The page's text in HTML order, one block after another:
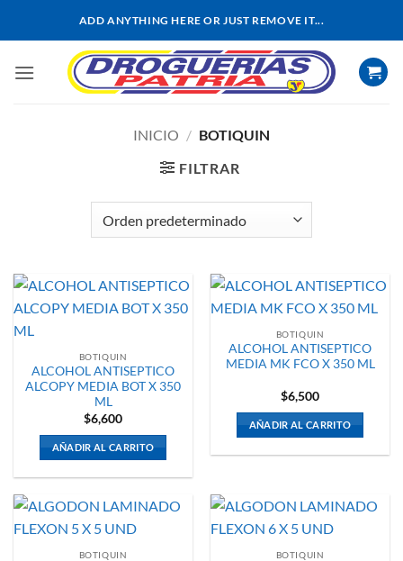
ADD ANYTHING HERE OR JUST REMOVE IT...
INICIO / BOTIQUIN
FILTRAR
BOTIQUIN
ALCOHOL ANTISEPTICO
ALCOPY MEDIA BOT X 350
ML
$6,600
AÑADIR AL CARRITO
BOTIQUIN
ALCOHOL ANTISEPTICO
MEDIA MK FCO X 350 ML
$6,500
AÑADIR AL CARRITO
BOTIQUIN BOTIQUIN